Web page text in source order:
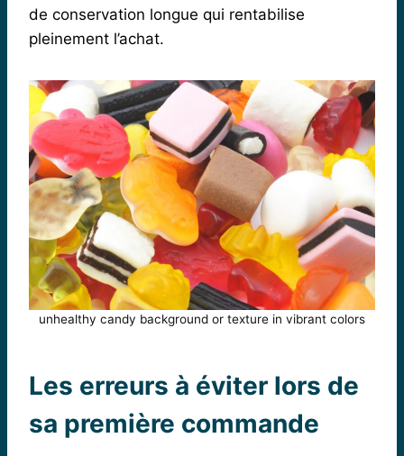
de conservation longue qui rentabilise
pleinement l’achat.
unhealthy candy background or texture in vibrant colors
Les erreurs à éviter lors de
sa première commande